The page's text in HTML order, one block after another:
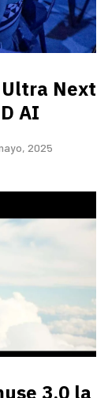
​Next
AI
2025
3.0 la